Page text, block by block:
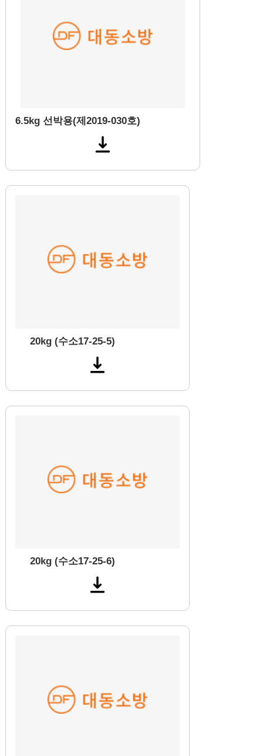
6.5kg 선박용(제2019-030호)
20kg (수소17-25-5)
20kg (수소17-25-6)